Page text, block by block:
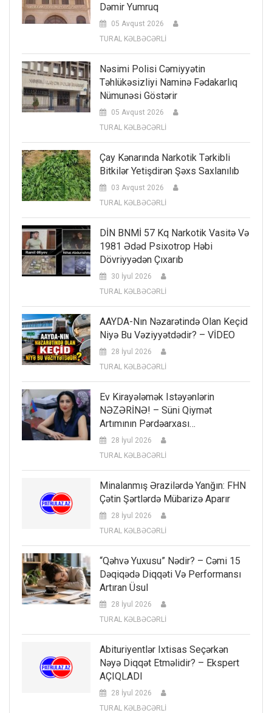
Dəmir Yumruq
05 Avqust 2026
TURAL KƏLBƏCƏRLİ
Nəsimi Polisi Cəmiyyətin
Təhlükəsizliyi Naminə Fədakarlıq
Nümunəsi Göstərir
05 Avqust 2026
TURAL KƏLBƏCƏRLİ
Çay Kənarında Narkotik Tərkibli
Bitkilər Yetişdirən Şəxs Saxlanılıb
03 Avqust 2026
TURAL KƏLBƏCƏRLİ
DİN BNMİ 57 Kq Narkotik Vasitə Və
1981 Ədəd Psixotrop Həbi
Dövriyyədən Çıxarıb
30 İyul 2026
TURAL KƏLBƏCƏRLİ
AAYDA-Nın Nəzarətində Olan Keçid
Niyə Bu Vəziyyətdədir? – VİDEO
28 İyul 2026
TURAL KƏLBƏCƏRLİ
Ev Kirayələmək Istəyənlərin
NƏZƏRİNƏ! – Süni Qiymət
Artımının Pərdəarxası…
28 İyul 2026
TURAL KƏLBƏCƏRLİ
Minalanmış Ərazilərdə Yanğın: FHN
Çətin Şərtlərdə Mübarizə Aparır
28 İyul 2026
TURAL KƏLBƏCƏRLİ
“Qəhvə Yuxusu” Nədir? – Cəmi 15
Dəqiqədə Diqqəti Və Performansı
Artıran Üsul
28 İyul 2026
TURAL KƏLBƏCƏRLİ
Abituriyentlər Ixtisas Seçərkən
Nəyə Diqqət Etməlidir? – Ekspert
AÇIQLADI
28 İyul 2026
TURAL KƏLBƏCƏRLİ